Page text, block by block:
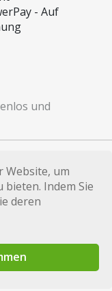
Website, um
Indem Sie
deren
Made in
Marken und
Marken bzw.
Eigentümer.